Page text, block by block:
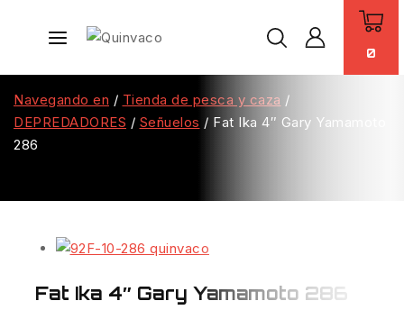
0
Navegando en / Tienda de pesca y caza /
DEPREDADORES / Señuelos / Fat Ika 4″ Gary Yamamoto
286
Fat Ika 4″ Gary Yamamoto 286